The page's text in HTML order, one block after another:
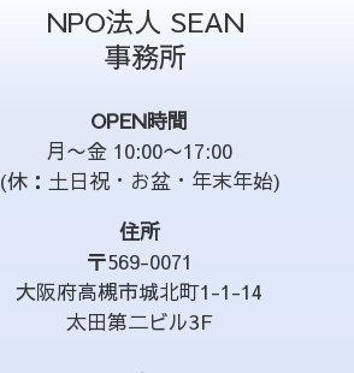
NPO法人 SEAN
事務所
OPEN時間
月〜金 10:00〜17:00
(休：土日祝・お盆・年末年始)
住所
〒569-0071
大阪府高槻市城北町1-1-14
太田第二ビル3F